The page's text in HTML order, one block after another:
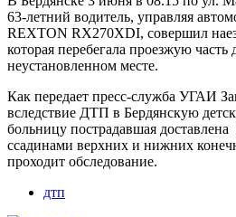
63-летний водитель, управляя
REXTON RX270XDI, совершил
которая перебегала проезжую часть
неустановленном месте.
Как передает пресс-служба УГАИ
вследствие ДТП в Бердянскую
больницу пострадавшая
ссадинами верхних и нижних
проходит обследование.
дтп